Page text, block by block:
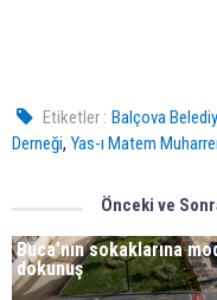
Etiketler : Balçova
Derneği, Yas-ı Matem
Önceki ve
Buca’nın sokaklarına
dokunuş